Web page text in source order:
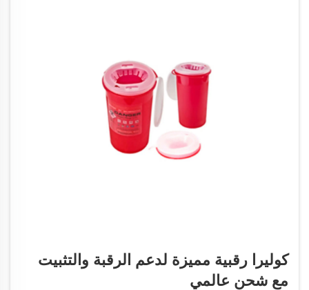
كوليرا رقبية مميزة لدعم الرقبة والتثبيت
مع شحن عالمي